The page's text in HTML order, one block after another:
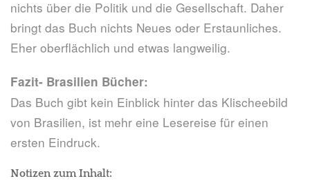
nichts über die Politik und die Gesellschaft. Daher
bringt das Buch nichts Neues oder Erstaunliches.
Eher oberflächlich und etwas langweilig.
Fazit- Brasilien Bücher:
Das Buch gibt kein Einblick hinter das Klischeebild
von Brasilien, ist mehr eine Lesereise für einen
ersten Eindruck.
Notizen zum Inhalt: